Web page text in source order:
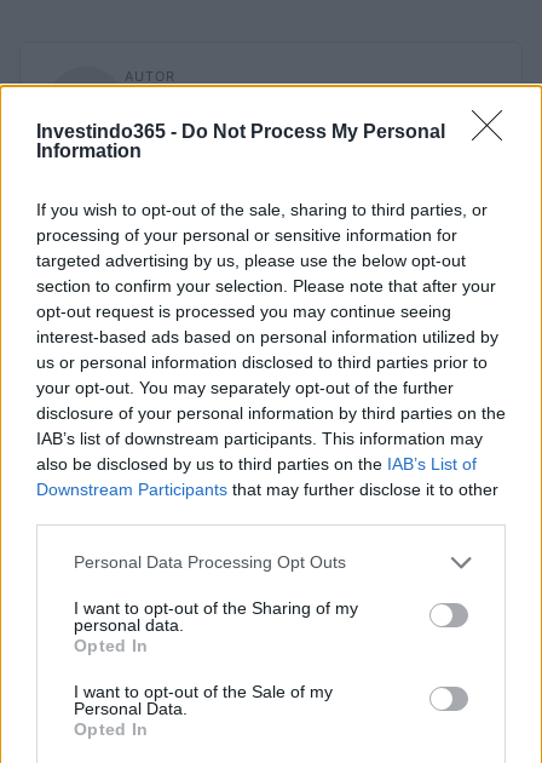
Investindo365 - Do Not Process My Personal
Information
If you wish to opt-out of the sale, sharing to third parties, or
processing of your personal or sensitive information for
targeted advertising by us, please use the below opt-out
section to confirm your selection. Please note that after your
opt-out request is processed you may continue seeing
interest-based ads based on personal information utilized by
us or personal information disclosed to third parties prior to
your opt-out. You may separately opt-out of the further
disclosure of your personal information by third parties on the
IAB’s list of downstream participants. This information may
also be disclosed by us to third parties on the IAB’s List of
Downstream Participants that may further disclose it to other
Please note that this website/app uses one or more Google
not limited to your visit or usage behaviour. You may click to
grant or deny consent to Google and its third-party tags to
use your data for below specified purposes in below Google
consent section.
Personal Data Processing Opt Outs
I want to opt-out of the Sharing of my
personal data.
Opted In
I want to opt-out of the Sale of my
Personal Data.
Opted In
AUTOR
Continue lendo